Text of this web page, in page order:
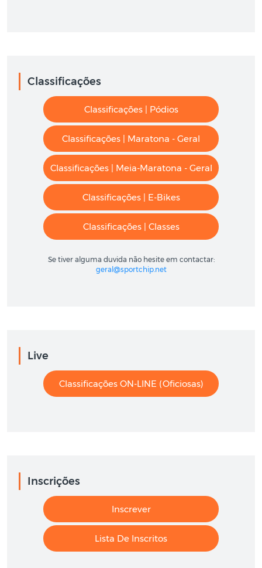
Classificações
Classificações | Pódios
Classificações | Maratona - Geral
Classificações | Meia-Maratona - Geral
Classificações | E-Bikes
Classificações | Classes
Se tiver alguma duvida não hesite em contactar:
geral@sportchip.net
Live
Classificações ON-LINE (oficiosas)
Inscrições
Inscrever
Lista De Inscritos